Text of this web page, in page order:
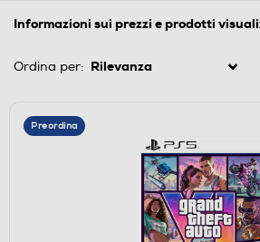
Informazioni sui prezzi e prodotti
Ordina per:
Preordina